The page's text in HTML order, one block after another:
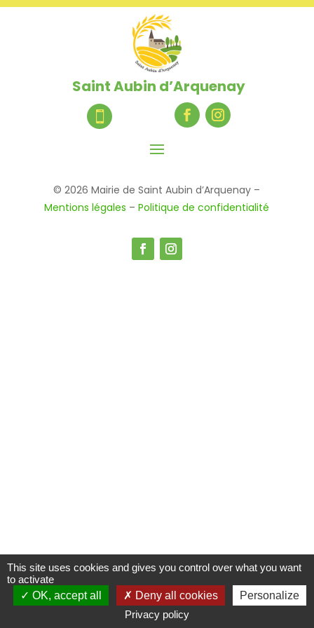
Saint Aubin d’Arquenay

© 2026 Mairie de Saint Aubin d’Arquenay –
Mentions légales –Politique de confidentialité
This site uses cookies and gives you control over what you want
to activate
OK, accept all
Deny all cookies
Personalize
Privacy policy